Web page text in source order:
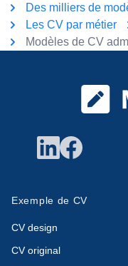
Des milliers de
Les CV par métier
Modèles de CV
Exemple de CV
CV design
CV original